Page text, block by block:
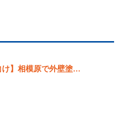
け】相模原で外壁塗…